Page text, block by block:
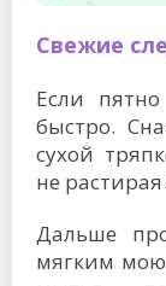
Свежие
Если пятно
быстро.
сухой
не
Дальше
мягким